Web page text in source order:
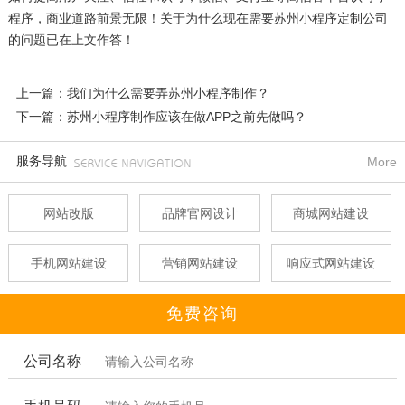
程序，商业道路前景无限！关于为什么现在需要苏州小程序定制公司
的问题已在上文作答！
上一篇：我们为什么需要弄苏州小程序制作？
下一篇：苏州小程序制作应该在做APP之前先做吗？
服务导航 More
网站改版 品牌官网设计 商城网站建设
手机网站建设 营销网站建设 响应式网站建设
免费咨询
公司名称